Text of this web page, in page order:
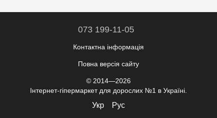
073 199-11-05
Контактна інформація
Повна версія сайту
© 2014—2026
Інтернет-гіпермаркет для дорослих №1 в Україні.
Укр Рус